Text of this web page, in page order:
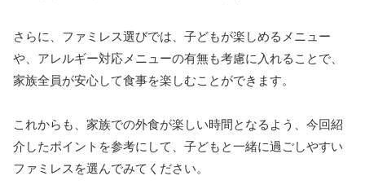
さらに、ファミレス選びでは、子どもが楽しめるメニュー
や、アレルギー対応メニューの有無も考慮に入れることで、
家族全員が安心して食事を楽しむことができます。
これからも、家族での外食が楽しい時間となるよう、今回紹
介したポイントを参考にして、子どもと一緒に過ごしやすい
ファミレスを選んでみてください。